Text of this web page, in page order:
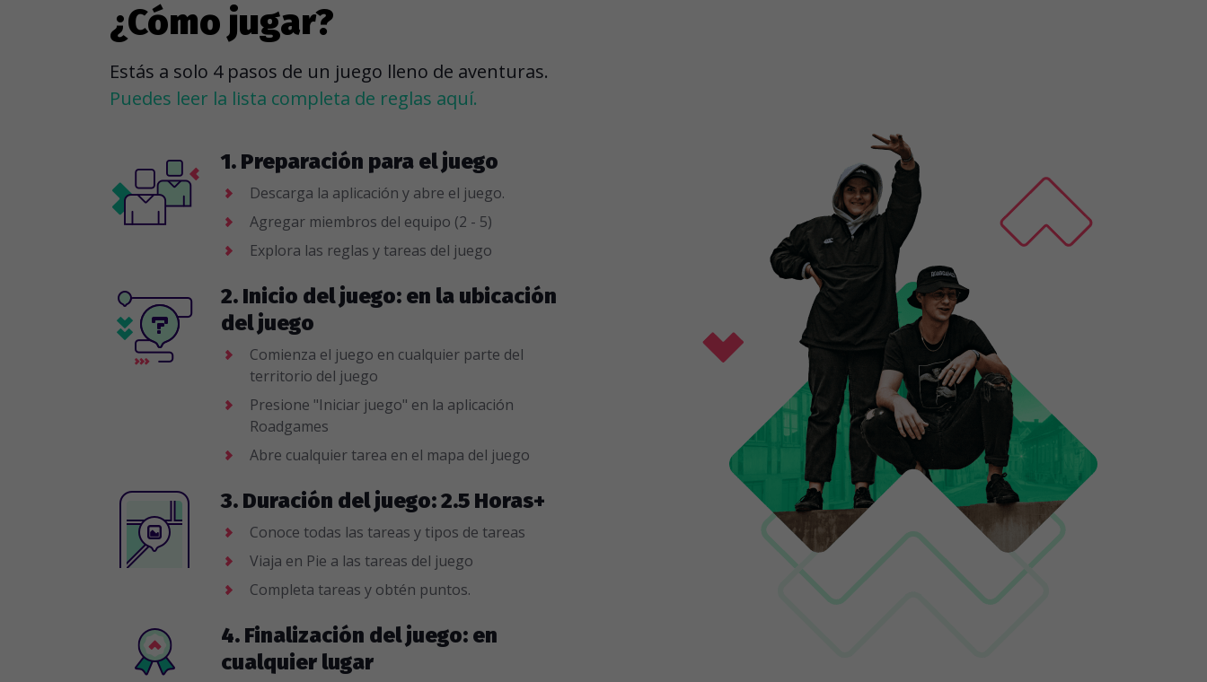
¿Cómo jugar?
Estás a solo 4 pasos de un juego lleno de aventuras.
Puedes leer la lista completa de reglas aquí.
1. Preparación para el juego
Descarga la aplicación y abre el juego.
Agregar miembros del equipo (2 - 5)
Explora las reglas y tareas del juego
2. Inicio del juego: en la ubicación
del juego
Comienza el juego en cualquier parte del
territorio del juego
Presione "Iniciar juego" en la aplicación
Roadgames
Abre cualquier tarea en el mapa del juego
3. Duración del juego: 2.5 Horas+
Conoce todas las tareas y tipos de tareas
Viaja en Pie a las tareas del juego
Completa tareas y obtén puntos.
4. Finalización del juego: en
cualquier lugar